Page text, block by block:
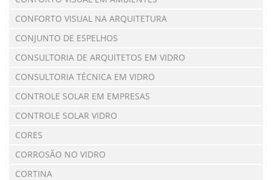
CONFORTO VISUAL NA ARQUITETURA
CONJUNTO DE ESPELHOS
CONSULTORIA DE ARQUITETOS EM VIDRO
CONSULTORIA TÉCNICA EM VIDRO
CONTROLE SOLAR EM EMPRESAS
CONTROLE SOLAR VIDRO
CORES
CORROSÃO NO VIDRO
CORTINA